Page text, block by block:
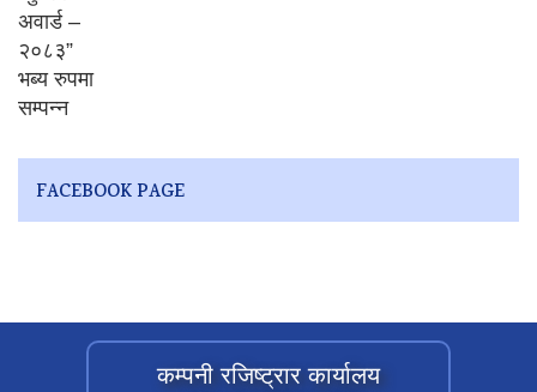
FACEBOOK PAGE
कम्पनी रजिष्ट्रार कार्यालय